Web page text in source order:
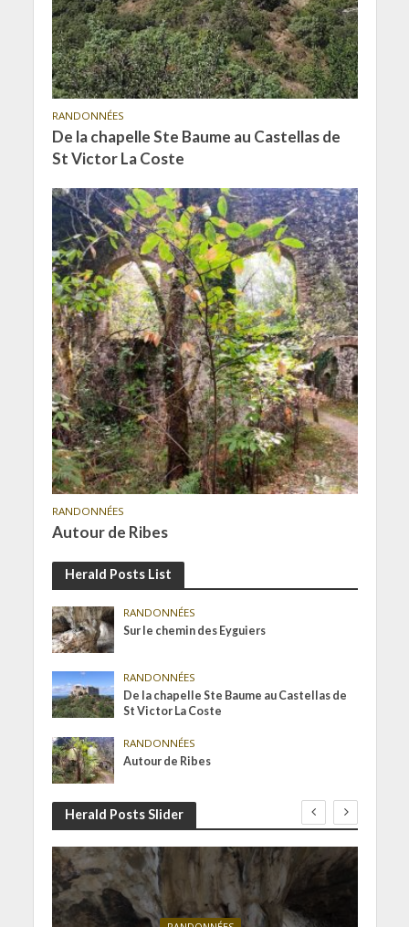
RANDONNÉES
De la chapelle Ste Baume au Castellas de
St Victor La Coste
RANDONNÉES
Autour de Ribes
Herald Posts List
RANDONNÉES
Sur le chemin des Eyguiers
RANDONNÉES
De la chapelle Ste Baume au Castellas de
St Victor La Coste
RANDONNÉES
Autour de Ribes
Herald Posts Slider